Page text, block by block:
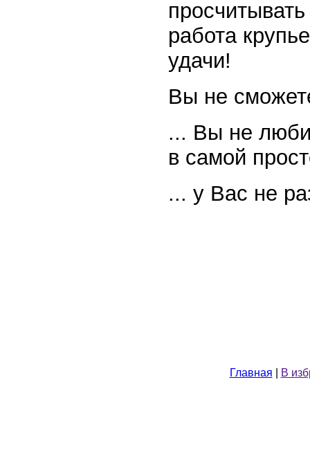
работа
удачи!
Вы не
... Вы не
в самой
... у Вас не
Главная В